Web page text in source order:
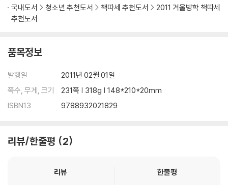
국내도서
청소년 추천도서 책따세 추천도서
2011 겨울방학 책따세
추천도서
품목정보
발행일
2011년 02월 01일
쪽수, 무게, 크기
231쪽 | 318g | 148*210*20mm
ISBN13
9788932021829
리뷰/한줄평 2
리뷰
한줄평